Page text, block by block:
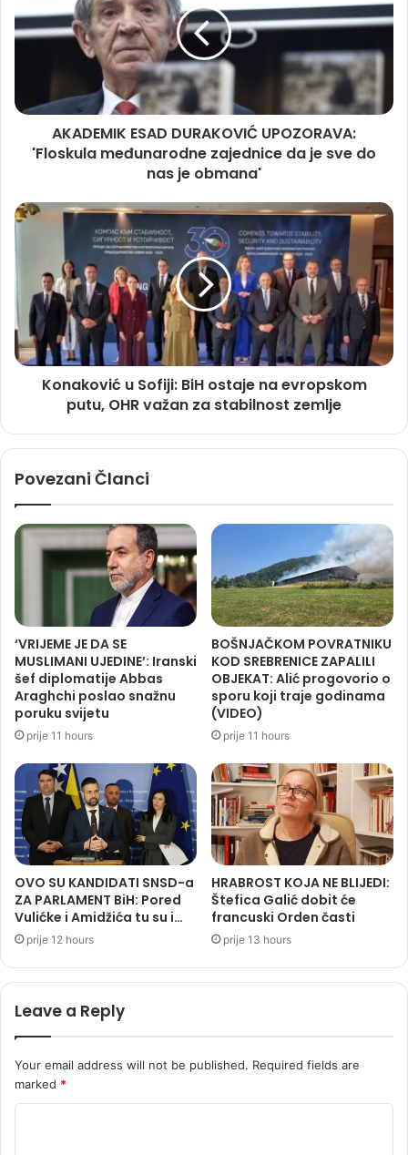
AKADEMIK ESAD DURAKOVIĆ UPOZORAVA:
'Floskula međunarodne zajednice da je sve do
nas je obmana'
Konaković u Sofiji: BiH ostaje na evropskom
putu, OHR važan za stabilnost zemlje
Povezani Članci
‘VRIJEME JE DA SE
MUSLIMANI UJEDINE’: Iranski
šef diplomatije Abbas
Araghchi poslao snažnu
poruku svijetu
prije 11 hours
BOŠNJAČKOM POVRATNIKU
KOD SREBRENICE ZAPALILI
OBJEKAT: Alić progovorio o
sporu koji traje godinama
(VIDEO)
prije 11 hours
OVO SU KANDIDATI SNSD-a
ZA PARLAMENT BiH: Pored
Vulićke i Amidžića tu su i…
prije 12 hours
HRABROST KOJA NE BLIJEDI:
Štefica Galić dobit će
francuski Orden časti
prije 13 hours
Leave a Reply
Your email address will not be published. Required fields are
marked *